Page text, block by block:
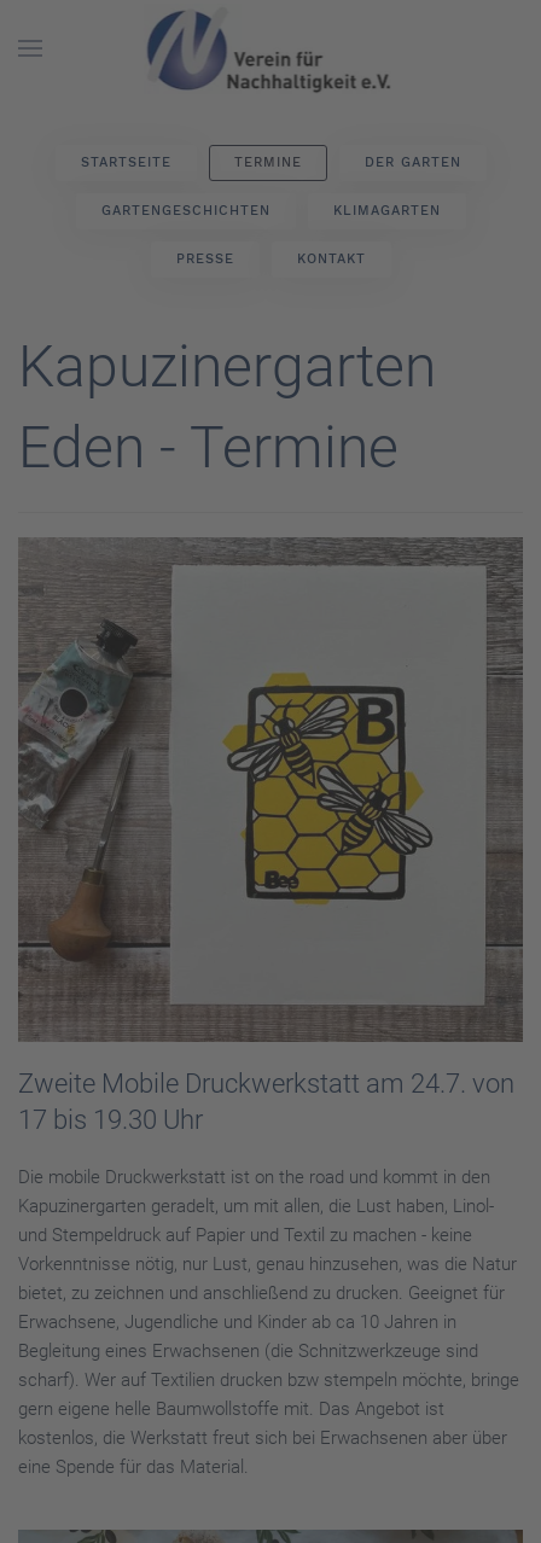
Skip to main content
STARTSEITE TERMINE DER GARTEN
GARTENGESCHICHTEN KLIMAGARTEN
PRESSE KONTAKT
Kapuzinergarten
Eden - Termine
Zweite Mobile Druckwerkstatt am 24.7. von
17 bis 19.30 Uhr
Die mobile Druckwerkstatt ist on the road und kommt in den
Kapuzinergarten geradelt, um mit allen, die Lust haben, Linol-
und Stempeldruck auf Papier und Textil zu machen - keine
Vorkenntnisse nötig, nur Lust, genau hinzusehen, was die Natur
bietet, zu zeichnen und anschließend zu drucken. Geeignet für
Erwachsene, Jugendliche und Kinder ab ca 10 Jahren in
Begleitung eines Erwachsenen (die Schnitzwerkzeuge sind
scharf). Wer auf Textilien drucken bzw stempeln möchte, bringe
gern eigene helle Baumwollstoffe mit. Das Angebot ist
kostenlos, die Werkstatt freut sich bei Erwachsenen aber über
eine Spende für das Material.